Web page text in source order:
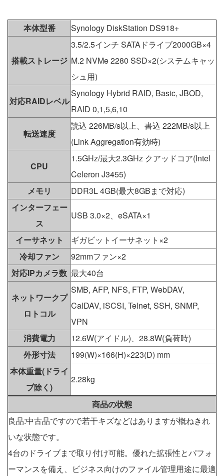
本体型番 Synology DiskStation DS918+
搭載ストレージ
3.5/2.5インチ SATAドライブ2000GB×4
M.2 NVMe 2280 SSD×2(システムキャッ
シュ用)
対応RAIDレベル
Synology Hybrid RAID, Basic, JBOD,
RAID 0,1,5,6,10
転送速度
読込 226MB/s以上、書込 222MB/s以上
(Link Aggregation有効時)
CPU
1.5GHz/最大2.3GHz クアッドコア(Intel
Celeron J3455)
メモリ
DDR3L 4GB(最大8GBまで対応)
インターフェー
ス
USB 3.0×2、eSATA×1
イーサネット
ギガビットイーサネット×2
冷却ファン
92mmファン×2
対応IPカメラ数 最大40台
ネットワークプ
ロトコル
SMB, AFP, NFS, FTP, WebDAV,
CalDAV, iSCSI, Telnet, SSH, SNMP,
VPN
消費電力
12.6W(アイドル)、28.8W(負荷時)
外形寸法
199(W)×166(H)×223(D) mm
本体重量(ドライ
ブ除く)
2.28kg
商品の状態
良品:中古品ですので若干キズなどはありますが概ねきれ
いな状態です。
4台のドライブまで取り付け可能。優れた拡張性とパフォ
ーマンスを備え、ビジネス向けのファイル管理用途に最適